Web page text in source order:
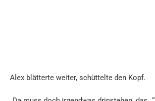
Alex blätterte weiter, schüttelte den Kopf.